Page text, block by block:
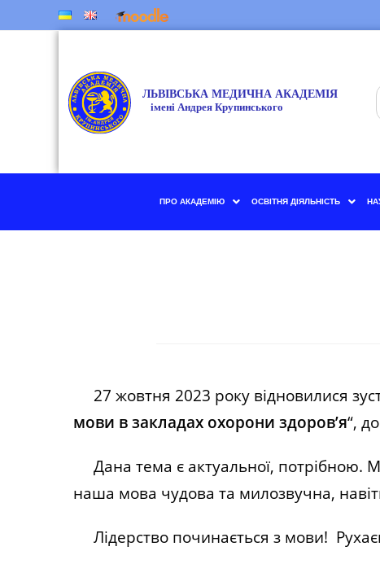
ПРО АКАДЕМІЮ ОСВІТНЯ ДІЯЛЬНІСТЬ
27 жовтня 2023 року відновилися
мови в закладах охорони здоров’я“,
Дана тема є актуальної, потрібною.
наша мова чудова та милозвучна,
Лідерство починається з мови!